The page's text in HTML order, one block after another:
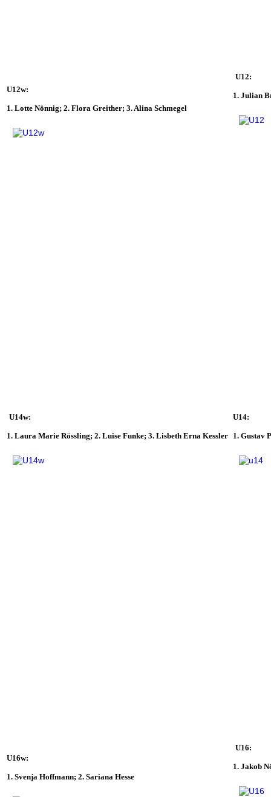
U12w:
1. Lotte Nönnig; 2. Flora Greither; 3. Alina Schmegel
U12:
1. Julian
U14w:
1. Laura Marie Rössling; 2. Luise Funke; 3. Lisbeth Erna Kessler
U14:
1. Gustav
U16w:
1. Svenja Hoffmann; 2. Sariana Hesse
U16:
1. Jakob